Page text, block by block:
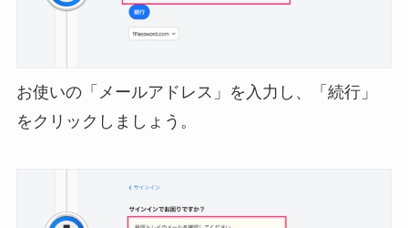
お使いの「メールアドレス」を入力し、「続行」
をクリックしましょう。